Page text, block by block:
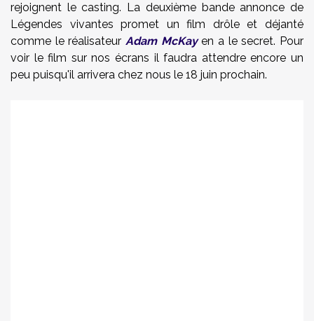
rejoignent le casting. La deuxième bande annonce de
Légendes vivantes promet un film drôle et déjanté
comme le réalisateur Adam McKayen a le secret. Pour
voir le film sur nos écrans il faudra attendre encore un
peu puisqu'il arrivera chez nous le 18 juin prochain.